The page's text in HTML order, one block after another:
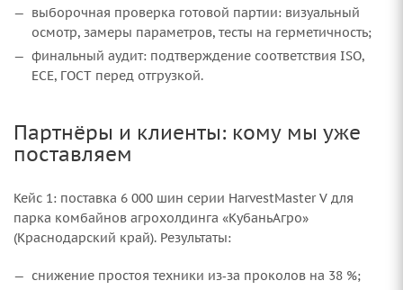
выборочная проверка готовой партии: визуальный
осмотр, замеры параметров, тесты на герметичность;
финальный аудит: подтверждение соответствия ISO,
ECE, ГОСТ перед отгрузкой.
Партнёры и клиенты: кому мы уже
поставляем
Кейс 1: поставка 6 000 шин серии HarvestMaster V для
парка комбайнов агрохолдинга «КубаньАгро»
(Краснодарский край). Результаты:
снижение простоя техники из‑за проколов на 38 %;